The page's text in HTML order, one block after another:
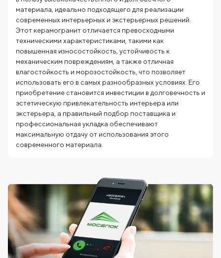
материала, идеально подходящего для реализации
современных интерьерных и экстерьерных решений.
Этот керамогранит отличается превосходными
техническими характеристиками, такими как
повышенная износостойкость, устойчивость к
механическим повреждениям, а также отличная
влагостойкость и морозостойкость, что позволяет
использовать его в самых разнообразных условиях. Его
приобретение становится инвестиции в долговечность и
эстетическую привлекательность интерьера или
экстерьера, а правильный подбор поставщика и
профессиональная укладка обеспечивают
максимальную отдачу от использования этого
современного материала.